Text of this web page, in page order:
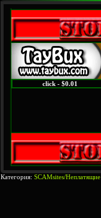
click - $0.01
Категория: SCAMsites/Неплатящие